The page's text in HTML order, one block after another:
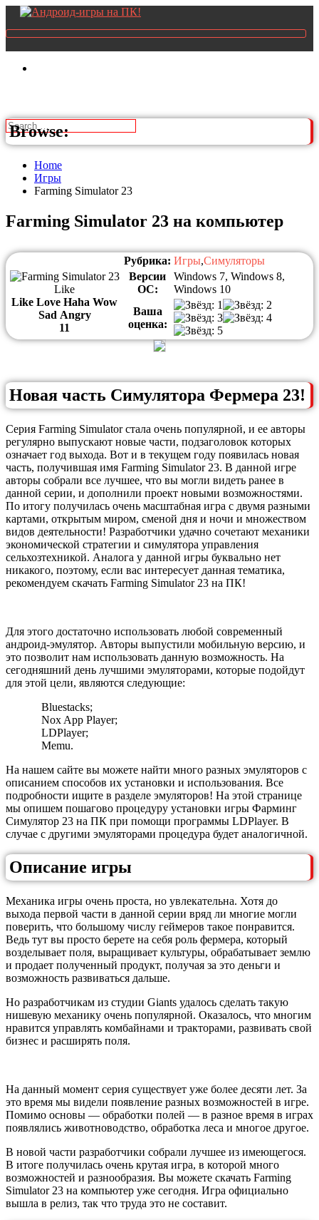
Browse:
Home
Игры
Farming Simulator 23
Farming Simulator 23 на компьютер
Like
Like Love Haha Wow
Sad Angry
11
Рубрика: Игры,Симуляторы
Версии
ОС:
Windows 7, Windows 8,
Windows 10
Ваша
оценка:
Новая часть Симулятора Фермера 23!
Серия Farming Simulator стала очень популярной, и ее авторы
регулярно выпускают новые части, подзаголовок которых
означает год выхода. Вот и в текущем году появилась новая
часть, получившая имя Farming Simulator 23. В данной игре
авторы собрали все лучшее, что вы могли видеть ранее в
данной серии, и дополнили проект новыми возможностями.
По итогу получилась очень масштабная игра с двумя разными
картами, открытым миром, сменой дня и ночи и множеством
видов деятельности! Разработчики удачно сочетают механики
экономической стратегии и симулятора управления
сельхозтехникой. Аналога у данной игры буквально нет
никакого, поэтому, если вас интересует данная тематика,
рекомендуем скачать Farming Simulator 23 на ПК!
Для этого достаточно использовать любой современный
андроид-эмулятор. Авторы выпустили мобильную версию, и
это позволит нам использовать данную возможность. На
сегодняшний день лучшими эмуляторами, которые подойдут
для этой цели, являются следующие:
Bluestacks;
Nox App Player;
LDPlayer;
Memu.
На нашем сайте вы можете найти много разных эмуляторов с
описанием способов их установки и использования. Все
подробности ищите в разделе эмуляторов! На этой странице
мы опишем пошагово процедуру установки игры Фарминг
Симулятор 23 на ПК при помощи программы LDPlayer. В
случае с другими эмуляторами процедура будет аналогичной.
Описание игры
Механика игры очень проста, но увлекательна. Хотя до
выхода первой части в данной серии вряд ли многие могли
поверить, что большому числу геймеров такое понравится.
Ведь тут вы просто берете на себя роль фермера, который
возделывает поля, выращивает культуры, обрабатывает землю
и продает полученный продукт, получая за это деньги и
возможность развиваться дальше.
Но разработчикам из студии Giants удалось сделать такую
нишевую механику очень популярной. Оказалось, что многим
нравится управлять комбайнами и тракторами, развивать свой
бизнес и расширять поля.
На данный момент серия существует уже более десяти лет. За
это время мы видели появление разных возможностей в игре.
Помимо основы — обработки полей — в разное время в играх
появлялись животноводство, обработка леса и многое другое.
В новой части разработчики собрали лучшее из имеющегося.
В итоге получилась очень крутая игра, в которой много
возможностей и разнообразия. Вы можете скачать Farming
Simulator 23 на компьютер уже сегодня. Игра официально
вышла в релиз, так что труда это не составит.